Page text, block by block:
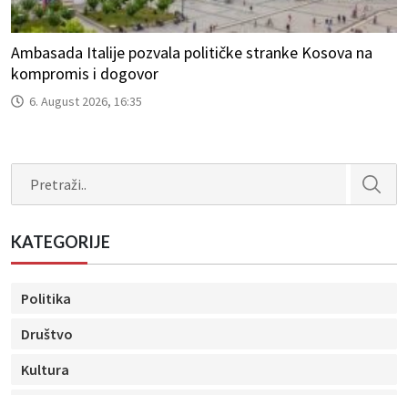
Ambasada Italije pozvala političke stranke Kosova na
kompromis i dogovor
6. August 2026, 16:35
KATEGORIJE
Politika
Društvo
Kultura